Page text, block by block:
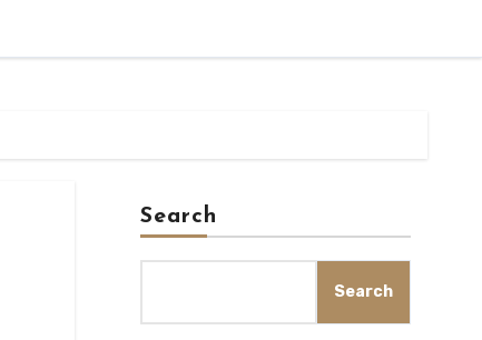
Search
Search